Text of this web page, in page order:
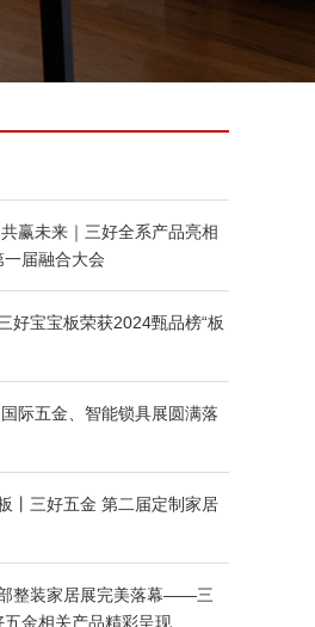
赢未来｜三好全系产品亮相
届融合大会
好宝宝板荣获2024甄品榜“板
际五金、智能锁具展圆满落
丨三好五金 第二届定制家居
整装家居展完美落幕——三
金相关产品精彩呈现